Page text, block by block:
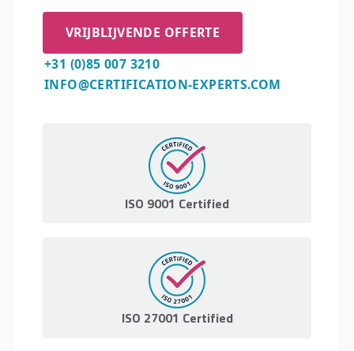
elimineren of te verminderen. preventieve
maatregelen worden genomen vóórdat een
probleem of non-conformiteit zich
voordoet, gebaseerd op risicoanalyse,
trendanalyse of andere voorspellende
VRIJBLIJVENDE OFFERTE
+31 (0)85 007 3210
INFO@CERTIFICATION-EXPERTS.COM
ISO 9001 Certified
ISO 27001 Certified